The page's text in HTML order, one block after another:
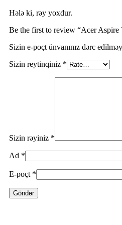
Hələ ki, rəy yoxdur.
Be the first to review “Acer
Sizin e-poçt ünvanınız dərc
Sizin reytinqiniz *
Sizin rəyiniz *
Ad *
E-poçt *